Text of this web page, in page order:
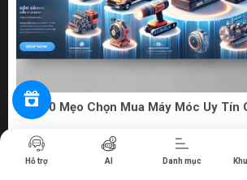
Top 10 Mẹo Chọn Mua Máy Móc Uy Tín
Bước vào thế giới số hóa ngày nay, việc
từ các cửa hàng bán máy móc online uy
Tiến hành thanh toán
Hỗ trợ AI Danh mục